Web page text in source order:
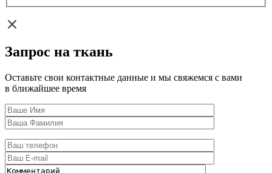
Запрос на ткань
Оставьте свои контактные данные и мы свяжемся с вами
в ближайшее время